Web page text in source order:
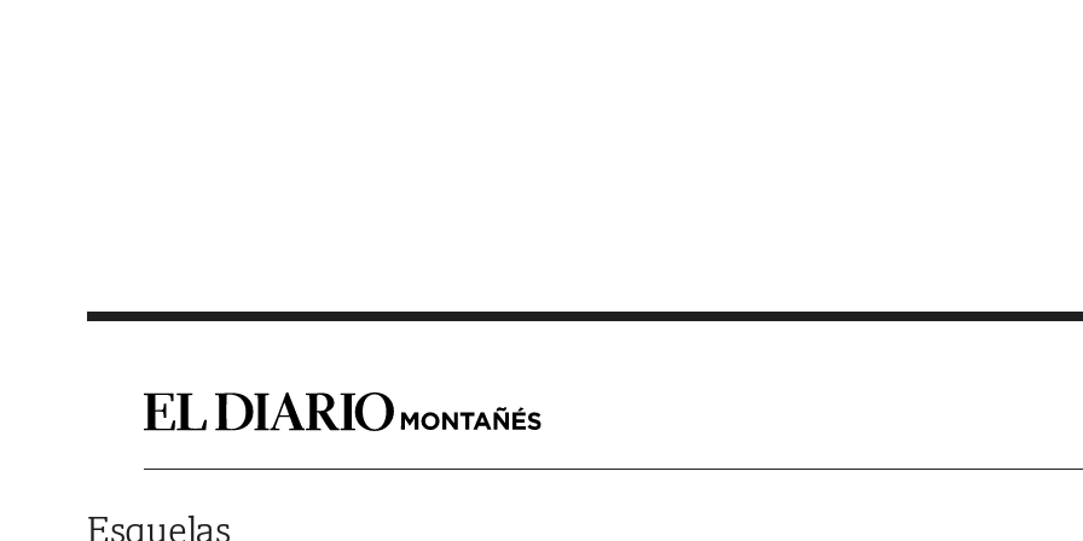
Esquelas